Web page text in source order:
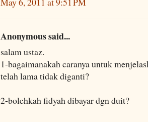
Anonymous said...
salam ustaz.
1-bagaimanakah caranya untuk
telah lama tidak diganti?
2-bolehkah fidyah dibayar dgn duit?